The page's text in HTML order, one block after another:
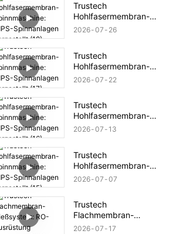
Trustech
Hohlfasermembran-
Spinnmaschine: NIPS-
2026 07 26
Trustech
Hohlfasermembran-
Spinnmaschine: NIPS-
2026 07 22
Trustech
Hohlfasermembran-
Spinnmaschine: NIPS-
2026 07 13
Trustech
Hohlfasermembran-
Spinnmaschine: NIPS-
2026 07 07
Trustech
Flachmembran-
Gießsystem: RO-
2026 07 17